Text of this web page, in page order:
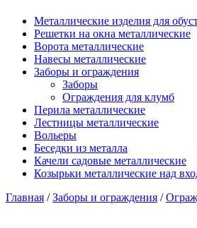
Металлические изделия для
Решетки на окна металлические
Ворота металлические
Навесы металлические
Заборы и ограждения
Заборы
Ограждения для клумб
Перила металлические
Лестницы металлические
Вольеры
Беседки из металла
Качели садовые металлические
Козырьки металлические над
Главная /Заборы и ограждения /